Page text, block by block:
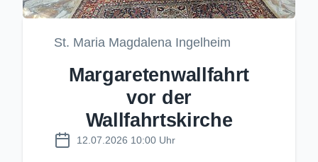
St. Maria Magdalena Ingelheim
Margaretenwallfahrt
vor der
Wallfahrtskirche
12.07.2026 10:00 Uhr